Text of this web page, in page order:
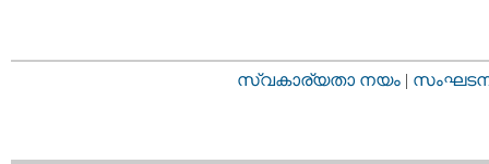
സ്വകാര്യതാ നയം |